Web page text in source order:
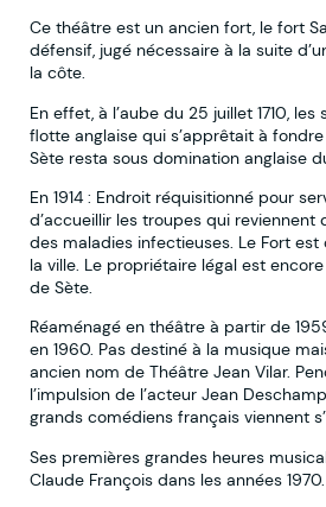
Ce théâtre est un ancien fort, le fort
défensif, jugé nécessaire à la suite
la côte.
En effet, à l’aube du 25 juillet 1710,
flotte anglaise qui s’apprêtait à
Sète resta sous domination anglaise
En 1914 : Endroit réquisitionné pour
d’accueillir les troupes qui reviennent
des maladies infectieuses. Le Fort
la ville. Le propriétaire légal est encore
de Sète.
Réaménagé en théâtre à partir de
en 1960. Pas destiné à la musique
ancien nom de Théâtre Jean Vilar.
l’impulsion de l’acteur Jean
grands comédiens français viennent
Ses premières grandes heures
Claude François dans les années 1970.